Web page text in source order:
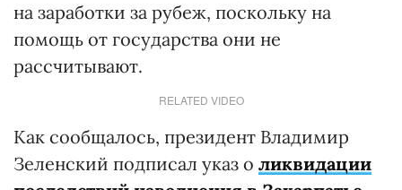
на заработки за рубеж, поскольку на
помощь от государства они не
рассчитывают.
RELATED VIDEO
Как сообщалось, президент Владимир
Зеленский подписал указ о ликвидации